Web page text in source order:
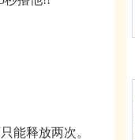
能释放两次。